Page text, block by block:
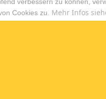
Cookies zu. Mehr Infos